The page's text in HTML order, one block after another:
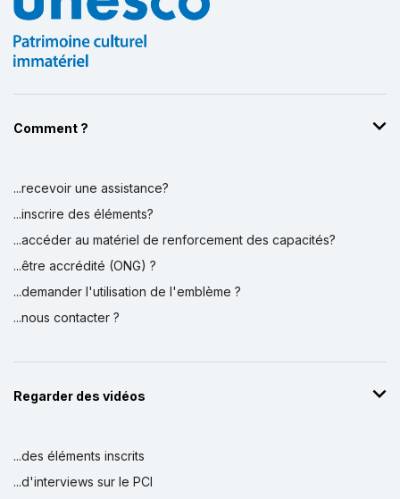
Comment ?
...recevoir une assistance?
...inscrire des éléments?
...accéder au matériel de renforcement des capacités?
...être accrédité (ONG) ?
...demander l'utilisation de l'emblème ?
...nous contacter ?
Regarder des vidéos
...des éléments inscrits
...d'interviews sur le PCI